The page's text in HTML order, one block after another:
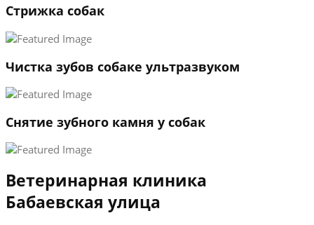
→
Стрижка собак
Чистка зубов собаке ультразвуком
Снятие зубного камня у собак
Ветеринарная клиника
Бабаевская улица